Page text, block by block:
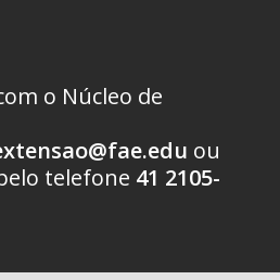
o Núcleo de
ou
telefone 41 2105-